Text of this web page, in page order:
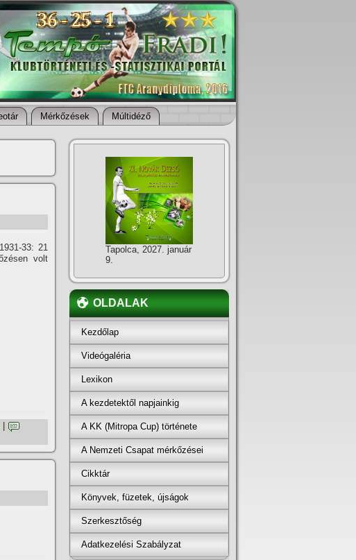
Mérkőzések Múltidéző
33: 21
volt
Tapolca, 2027. január
9.
OLDALAK
Kezdőlap
Videógaléria
Lexikon
A kezdetektől napjainkig
A KK (Mitropa Cup) története
A Nemzeti Csapat mérkőzései
Cikktár
Könyvek, füzetek, újságok
Szerkesztőség
Adatkezelési Szabályzat